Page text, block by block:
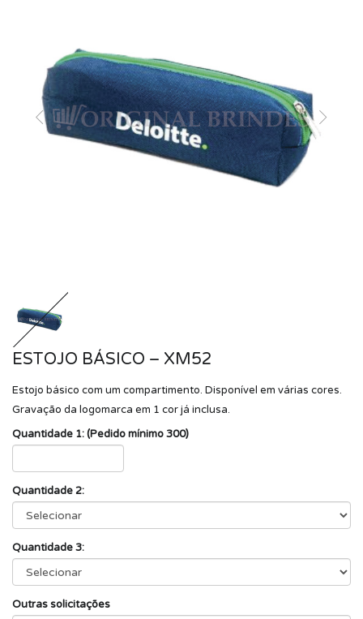
ESTOJO BÁSICO – XM52
Estojo básico com um compartimento. Disponível em várias cores.
Gravação da logomarca em 1 cor já inclusa.
Quantidade 1: (Pedido mínimo 300)
Quantidade 2:
Quantidade 3:
Outras solicitações